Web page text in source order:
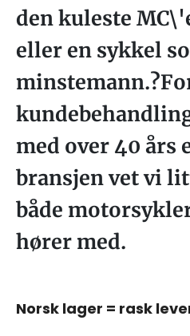
den kuleste
eller en sykkel
med over 40 års
bransjen vet vi
både
hører med.
Norsk lager = rask